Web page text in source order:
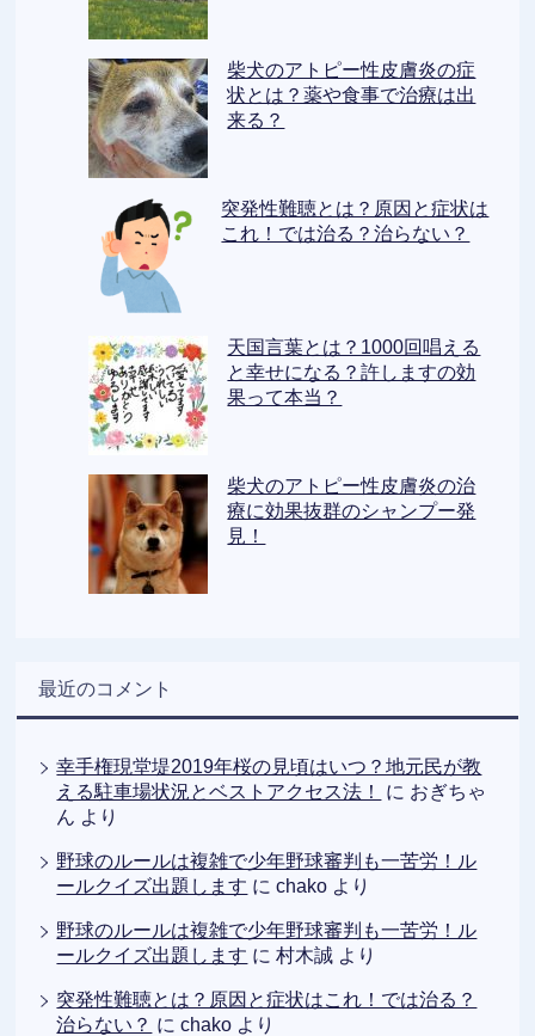
柴犬のアトピー性皮膚炎の症
状とは？薬や食事で治療は出
来る？
突発性難聴とは？原因と症状は
これ！では治る？治らない？
天国言葉とは？1000回唱える
と幸せになる？許しますの効
果って本当？
柴犬のアトピー性皮膚炎の治
療に効果抜群のシャンプー発
見！
最近のコメント
幸手権現堂堤2019年桜の見頃はいつ？地元民が教
える駐車場状況とベストアクセス法！
に おぎちゃ
ん より
野球のルールは複雑で少年野球審判も一苦労！ル
ールクイズ出題します にchako より
野球のルールは複雑で少年野球審判も一苦労！ル
ールクイズ出題します に村木誠 より
突発性難聴とは？原因と症状はこれ！では治る？
治らない？ にchako より